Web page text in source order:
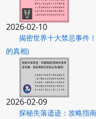
2026-02-10
揭密世界十大禁忌事件
的真相)
2026-02-09
探秘失落遗迹：攻略指